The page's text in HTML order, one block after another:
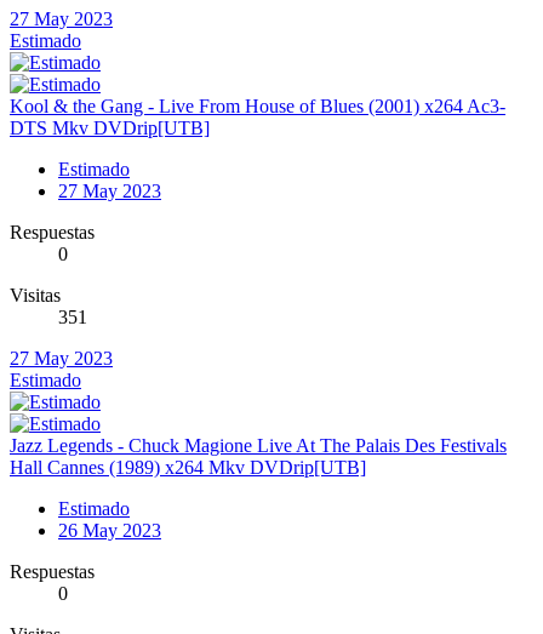
27 May 2023
Estimado
Kool & the Gang - Live From House of Blues (2001) x264 Ac3-
DTS Mkv DVDrip[UTB]
Estimado
27 May 2023
Respuestas
0
Visitas
351
27 May 2023
Estimado
Jazz Legends - Chuck Magione Live At The Palais Des Festivals
Hall Cannes (1989) x264 Mkv DVDrip[UTB]
Estimado
26 May 2023
Respuestas
0